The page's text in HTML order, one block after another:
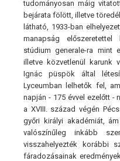
tudományosan máig
bejárata fölött, illetve
látható, 1933-ban
manapság
stúdium generale-ra mint
illetve közvetlenül karunk
Ignác püspök által
Lyceumban lelhetők fel,
napján - 175 évvel ezelőtt -
a XVIII. század végén
győri királyi akadémiát,
valószínűleg inkább
visszahelyezték korábbi
fáradozásainak